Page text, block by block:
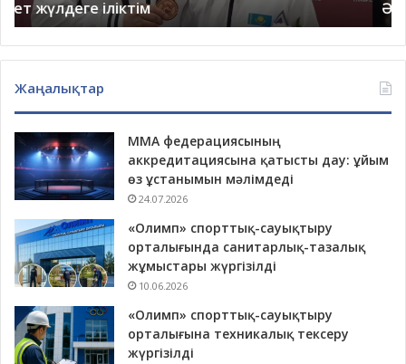
Әкем өзгелерді қайраумен өтті
Жаңалықтар
ММА федерациясының
аккредитациясына қатысты дау: ұйым
өз ұстанымын мәлімдеді
24.07.2026
«Олимп» спорттық-сауықтыру
орталығында санитарлық-тазалық
жұмыстары жүргізілді
10.06.2026
«Олимп» спорттық-сауықтыру
орталығына техникалық тексеру
жүргізілді